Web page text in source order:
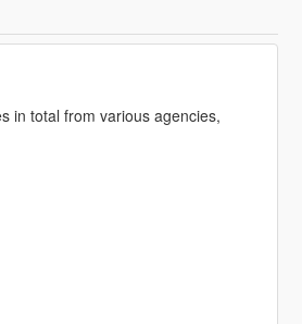
in total from various agencies,